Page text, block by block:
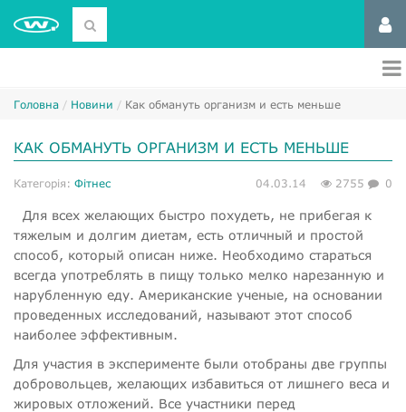
Головна Новини Как обмануть организм и есть меньше
КАК ОБМАНУТЬ ОРГАНИЗМ И ЕСТЬ МЕНЬШЕ
Категорія: Фітнес 04.03.14 2755 0
Для всех желающих быстро похудеть, не прибегая к
тяжелым и долгим диетам, есть отличный и простой
способ, который описан ниже. Необходимо стараться
всегда употреблять в пищу только мелко нарезанную и
нарубленную еду. Американские ученые, на основании
проведенных исследований, называют этот способ
наиболее эффективным.
Для участия в эксперименте были отобраны две группы
добровольцев, желающих избавиться от лишнего веса и
жировых отложений. Все участники перед